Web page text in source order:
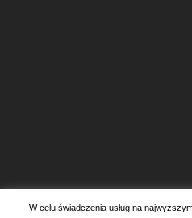
W celu świadczenia usług na